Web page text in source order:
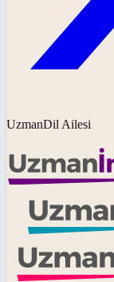
UzmanDil Ailesi